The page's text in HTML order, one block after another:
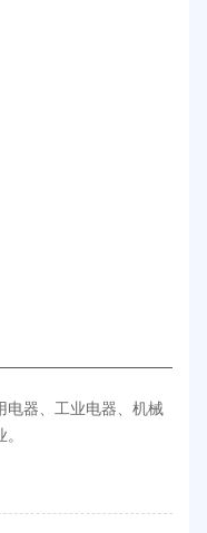
电器、工业电器、机械